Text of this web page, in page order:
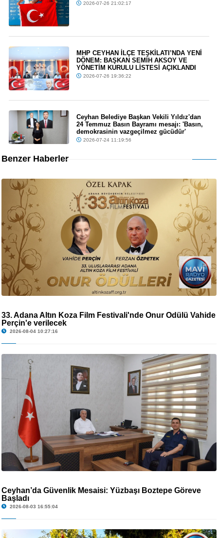
2026-07-26 21:02:17
MHP CEYHAN İLÇE TEŞKİLATI’NDA YENİ
DÖNEM: BAŞKAN SEMİH AKSOY VE
YÖNETİM KURULU LİSTESİ AÇIKLANDI
2026-07-26 19:36:22
Ceyhan Belediye Başkan Vekili Yıldız'dan
24 Temmuz Basın Bayramı mesajı: 'Basın,
demokrasinin vazgeçilmez gücüdür'
2026-07-24 11:19:56
Benzer Haberler
33. Adana Altın Koza Film Festivali'nde Onur Ödülü Vahide
Perçin'e verilecek
2026-08-04 10:27:16
Ceyhan’da Güvenlik Mesaisi: Yüzbaşı Boztepe Göreve
Başladı
2026-08-03 16:55:04